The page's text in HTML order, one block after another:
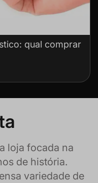
qual comprar
loja focada na
de história.
variedade de